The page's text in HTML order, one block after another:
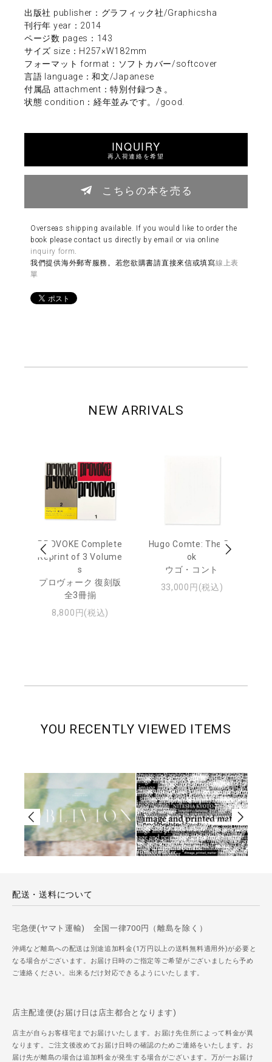
出版社 publisher：グラフィック社/Graphicsha
刊行年 year：2014
ページ数 pages：143
サイズ size：H257×W182mm
フォーマット format：ソフトカバー/softcover
言語 language：和文/Japanese
付属品 attachment：特別付録つき。
状態 condition：経年並みです。/good.
INQUIRY
再入荷連絡を希望
こちらの本を売る
Overseas shipping available. If you would like to order the
book please contact us directly by email or via online
inquiry form
我們提供海外郵寄服務。若您欲購書請直接來信或填寫線上表
單
NEW ARRIVALS
PROVOKE Complete
Reprint of 3 Volume
s
プロヴォーク 復刻版
全3冊揃
8,800円(税込)
Hugo Comte: The Bo
ok
ウゴ・コント
33,000円(税込)
YOU RECENTLY VIEWED ITEMS
配送・送料について
宅急便(ヤマト運輸) 全国一律700円（離島を除く）
沖縄など離島への配送は別途追加料金(1万円以上の送料無料適用外)が必要と
なる場合がございます。お届け日時のご指定等ご希望がございましたら予め
ご連絡ください。出来るだけ対応できるようにいたします。
店主配達便(お届け日は店主都合となります)
店主が自らお客様宅までお届けいたします。お届け先住所によって料金が異
なります。ご注文後改めてお届け日時の確認のためご連絡をいたします。お
届け先が離島の場合は追加料金が発生する場合がございます。万が一お届け